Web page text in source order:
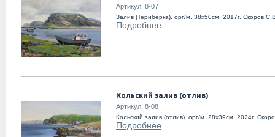
Артикул: 8-07
Залив (Териберка). орг/м. 38х50см. 2017г. Скоров
Подробнее
Кольский залив (отлив)
Артикул: 8-08
Кольский залив (отлив). орг/м. 28х39см. 2024г.
Подробнее